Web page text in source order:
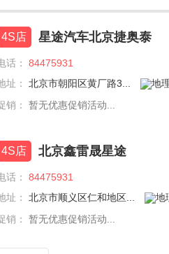
4S店 星途汽车北京捷奥泰
话：
84475931
址：
北京市朝阳区黄厂路3...
销：
暂无优惠促销活动...
4S店 北京鑫雷晟星途
话：
84475931
址：
北京市顺义区仁和地区...
销：
暂无优惠促销活动...